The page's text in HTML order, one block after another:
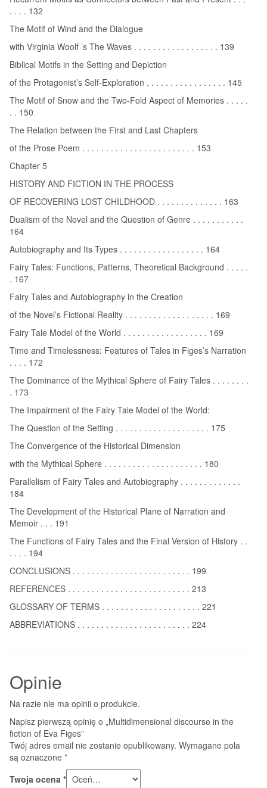
. . . . 132
The Motif of Wind and the Dialogue
with Virginia Woolf ’s The Waves . . . . . . . . . . . . . . . . . . 139
Biblical Motifs in the Setting and Depiction
of the Protagonist’s Self-Exploration . . . . . . . . . . . . . . . . . 145
The Motif of Snow and the Two-Fold Aspect of Memories . . . . .
. . 150
The Relation between the First and Last Chapters
of the Prose Poem . . . . . . . . . . . . . . . . . . . . . . . . 153
Chapter 5
HISTORY AND FICTION IN THE PROCESS
OF RECOVERING LOST CHILDHOOD . . . . . . . . . . . . . . 163
Dualism of the Novel and the Question of Genre . . . . . . . . . . .
164
Autobiography and Its Types . . . . . . . . . . . . . . . . . . 164
Fairy Tales: Functions, Patterns, Theoretical Background . . . . .
. 167
Fairy Tales and Autobiography in the Creation
of the Novel’s Fictional Reality . . . . . . . . . . . . . . . . . . . 169
Fairy Tale Model of the World . . . . . . . . . . . . . . . . . . 169
Time and Timelessness: Features of Tales in Figes’s Narration
. . . . 172
The Dominance of the Mythical Sphere of Fairy Tales . . . . . . . .
. 173
The Impairment of the Fairy Tale Model of the World:
The Question of the Setting . . . . . . . . . . . . . . . . . . . . 175
The Convergence of the Historical Dimension
with the Mythical Sphere . . . . . . . . . . . . . . . . . . . . . 180
Parallelism of Fairy Tales and Autobiography . . . . . . . . . . . . .
184
The Development of the Historical Plane of Narration and
Memoir . . . 191
The Functions of Fairy Tales and the Final Version of History . .
. . . . 194
CONCLUSIONS . . . . . . . . . . . . . . . . . . . . . . . . . 199
REFERENCES . . . . . . . . . . . . . . . . . . . . . . . . . . 213
GLOSSARY OF TERMS . . . . . . . . . . . . . . . . . . . . . 221
ABBREVIATIONS . . . . . . . . . . . . . . . . . . . . . . . . 224
Opinie
Na razie nie ma opinii o produkcie.
Napisz pierwszą opinię o „Multidimensional discourse in the
fiction of Eva Figes”
Twój adres email nie zostanie opublikowany. Wymagane pola
są oznaczone *
Twoja ocena *